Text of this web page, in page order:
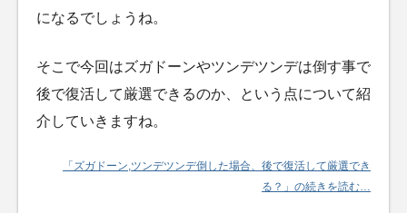
になるでしょうね。
そこで今回はズガドーンやツンデツンデは倒す事で
後で復活して厳選できるのか、という点について紹
介していきますね。
「ズガドーン,ツンデツンデ倒した場合、後で復活して厳選でき
る？」の続きを読む…